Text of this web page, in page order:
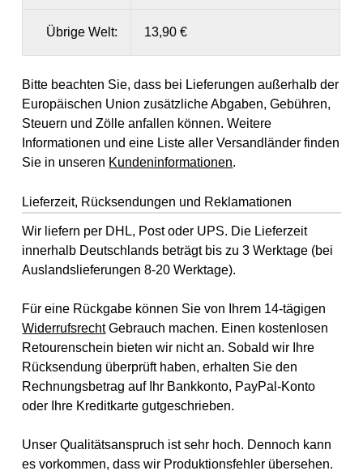
Übrige Welt: 13,90 €
Bitte beachten Sie, dass bei Lieferungen außerhalb der
Europäischen Union zusätzliche Abgaben, Gebühren,
Steuern und Zölle anfallen können. Weitere
Informationen und eine Liste aller Versandländer finden
Sie in unseren Kundeninformationen.
Lieferzeit, Rücksendungen und Reklamationen
Wir liefern per DHL, Post oder UPS. Die Lieferzeit
innerhalb Deutschlands beträgt bis zu 3 Werktage (bei
Auslandslieferungen 8-20 Werktage).
Für eine Rückgabe können Sie von Ihrem 14-tägigen
WiderrufsrechtGebrauch machen. Einen kostenlosen
Retourenschein bieten wir nicht an. Sobald wir Ihre
Rücksendung überprüft haben, erhalten Sie den
Rechnungsbetrag auf Ihr Bankkonto, PayPal-Konto
oder Ihre Kreditkarte gutgeschrieben.
Unser Qualitätsanspruch ist sehr hoch. Dennoch kann
es vorkommen, dass wir Produktionsfehler übersehen.